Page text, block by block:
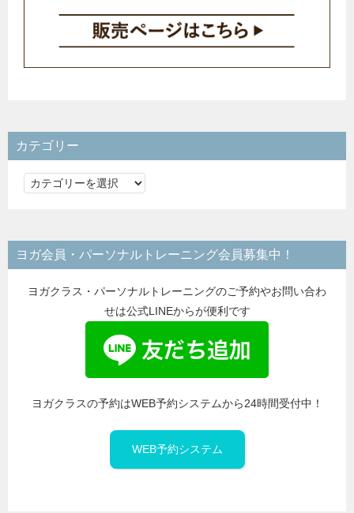
カテゴリー
カ
リ
ー
ヨガ会員・パーソナルトレーニング会員募集中！
ヨガクラス・パーソナルトレーニングのご予約やお問い合わ
せは公式LINEからが便利です
ヨガクラスの予約はWEB予約システムから24時間受付中！
WEB予約システム